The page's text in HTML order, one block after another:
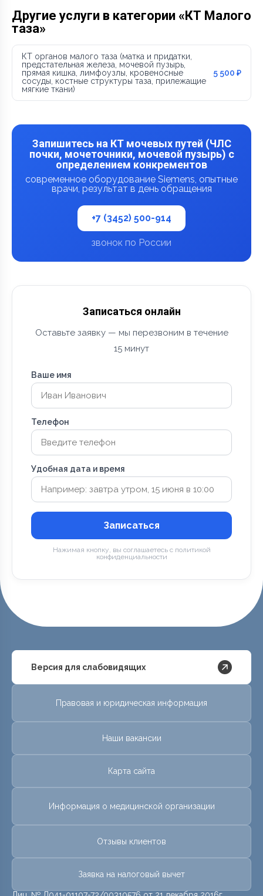
Другие услуги в категории «КТ Малого
таза»
КТ органов малого таза (матка и придатки,
предстательная железа, мочевой пузырь,
прямая кишка, лимфоузлы, кровеносные
сосуды, костные структуры таза, прилежащие
мягкие ткани)
5 500 ₽
Запишитесь на КТ мочевых путей (ЧЛС
почки, мочеточники, мочевой пузырь) с
определением конкрементов
современное оборудование Siemens, опытные
врачи, результат в день обращения
+7 (3452) 500-914
звонок по России
Записаться онлайн
Оставьте заявку — мы перезвоним в течение
15 минут
Ваше имя
Телефон
Удобная дата и время
Записаться
Нажимая кнопку, вы соглашаетесь с политикой
конфиденциальности
Версия для слабовидящих
Правовая и юридическая информация
Наши вакансии
Карта сайта
Информация о медицинской организации
Отзывы клиентов
Заявка на налоговый вычет